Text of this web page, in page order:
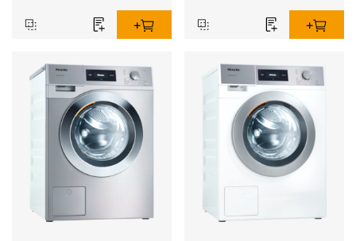
Leistung 7 kg  in 49 min .
Leistung 7 kg  in 49 min .